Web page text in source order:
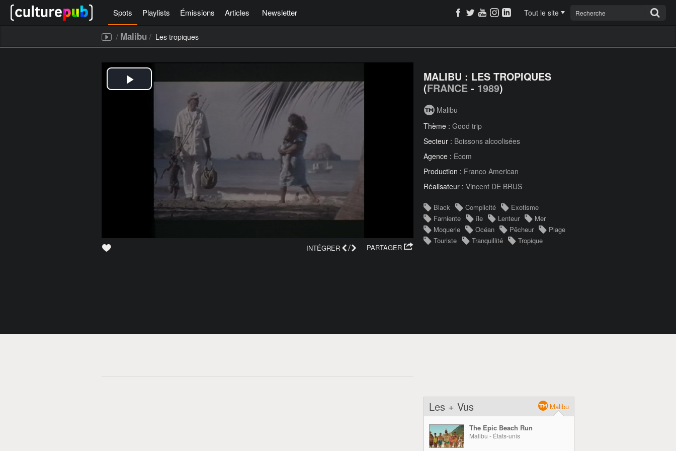
Spots Playlists Émissions Articles Newsletter Tout le site
/ Malibu / Les tropiques
PARTAGER
INTÉGRER /
MALIBU : LES TROPIQUES
(FRANCE - 1989)
Malibu
Thème : Good trip
Secteur : Boissons alcoolisées
Agence : Ecom
Production : Franco American
Réalisateur : Vincent DE BRUS
Black Complicité
Exotisme
Farniente
île Lenteur
Mer
Moquerie
Océan Pêcheur
Plage
Touriste
Tranquillité Tropique
Les + Vus Malibu
The Epic Beach Run
Malibu - États-unis